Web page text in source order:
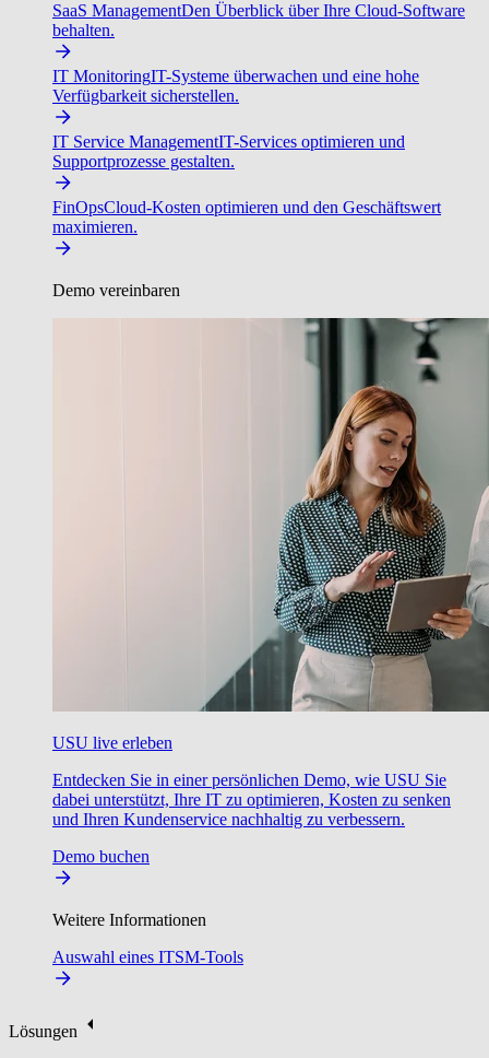
SaaS ManagementDen Überblick über Ihre Cloud-Software
behalten.
IT MonitoringIT-Systeme überwachen und eine hohe
Verfügbarkeit sicherstellen.
IT Service ManagementIT-Services optimieren und
Supportprozesse gestalten.
FinOpsCloud-Kosten optimieren und den Geschäftswert
maximieren.
Demo vereinbaren
USU live erleben
Entdecken Sie in einer persönlichen Demo, wie USU Sie
dabei unterstützt, Ihre IT zu optimieren, Kosten zu senken
und Ihren Kundenservice nachhaltig zu verbessern.
Demo buchen
Weitere Informationen
Auswahl eines ITSM-Tools
Lösungen